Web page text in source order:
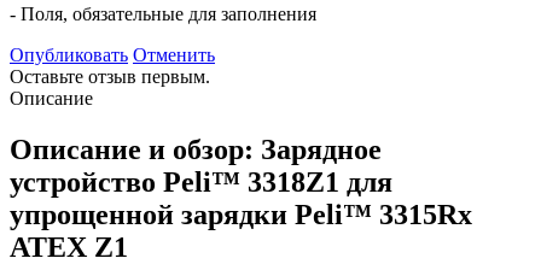
- Поля, обязательные для заполнения
Опубликовать Отменить
Оставьте отзыв первым.
Описание
Описание и обзор: Зарядное
устройство Peli™ 3318Z1 для
упрощенной зарядки Peli™ 3315Rx
ATEX Z1